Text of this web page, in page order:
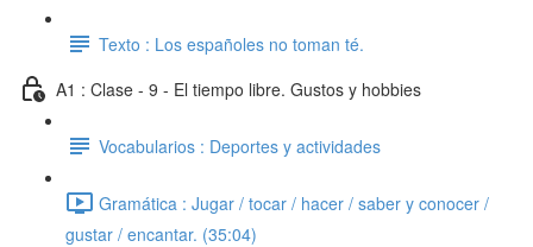
Texto : Los españoles no toman té.
A1 : Clase - 9 - El tiempo libre. Gustos y hobbies
Vocabularios : Deportes y actividades
Gramática : Jugar / tocar / hacer / saber y conocer /
gustar / encantar. (35:04)